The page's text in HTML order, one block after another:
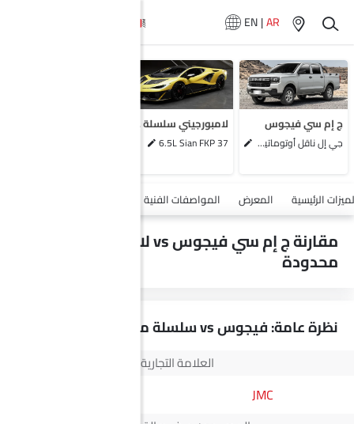
EN|AR
ج إم سي فيجوس
جي إل ناقل أوتوماتيكي دفع ثنائي يورو 4
لامبورجيني سلسلة محدودة
6.5L Sian FKP 37
الرئيسية المعرض المواصفات الفنية
مقارنة ج إم سي فيجوس vs لامبورجيني سلسلة
محدودة
نظرة عامة: فيجوس vs سلسلة محدودة
العلامة التجارية
JMC